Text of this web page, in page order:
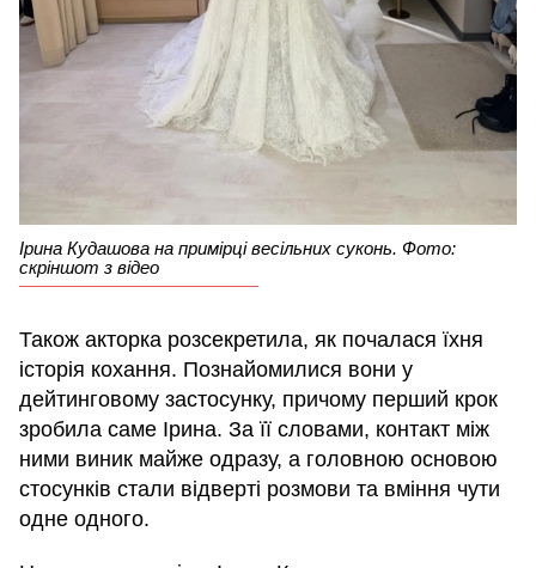
Ірина Кудашова на примірці весільних суконь. Фото:
скріншот з відео
Також акторка розсекретила, як почалася їхня
історія кохання. Познайомилися вони у
дейтинговому застосунку, причому перший крок
зробила саме Ірина. За її словами, контакт між
ними виник майже одразу, а головною основою
стосунків стали відверті розмови та вміння чути
одне одного.